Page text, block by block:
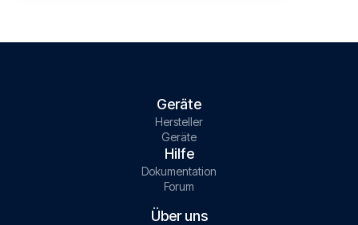
Geräte
Hersteller
Geräte
Hilfe
Dokumentation
Forum
Über uns